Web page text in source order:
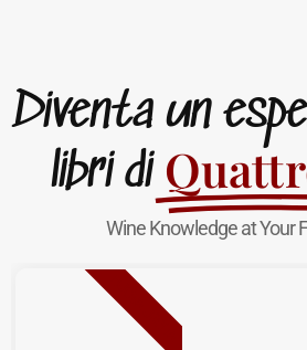
Diventa un
libri di
Wine Knowledge at Your
NUOVA USCITA